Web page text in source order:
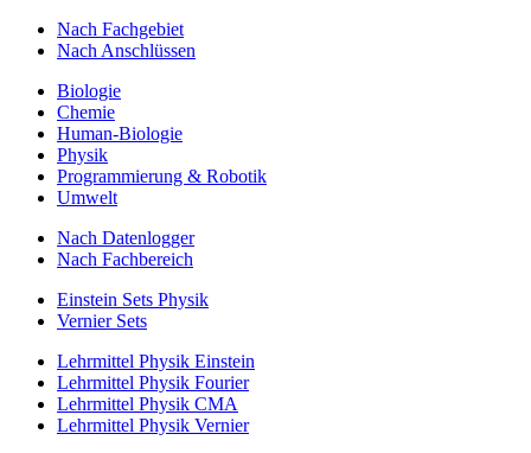
Nach Fachgebiet
Nach Anschlüssen
Biologie
Chemie
Human-Biologie
Physik
Programmierung & Robotik
Umwelt
Nach Datenlogger
Nach Fachbereich
Einstein Sets Physik
Vernier Sets
Lehrmittel Physik Einstein
Lehrmittel Physik Fourier
Lehrmittel Physik CMA
Lehrmittel Physik Vernier